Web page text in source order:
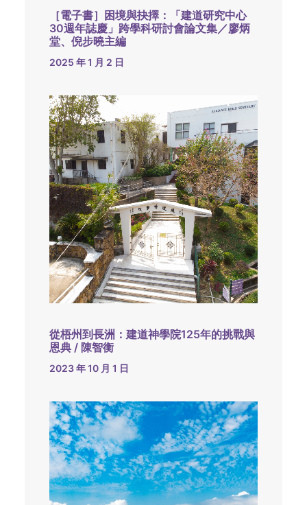
［電子書］困境與抉擇：「建道研究中心
30週年誌慶」跨學科研討會論文集／廖炳
堂、倪步曉主編
2025 年 1 月 2 日
從梧州到長洲：建道神學院125年的挑戰與
恩典 / 陳智衡
2023 年 10 月 1 日